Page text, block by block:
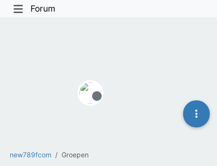
Forum
new789fcom Groepen
Offline